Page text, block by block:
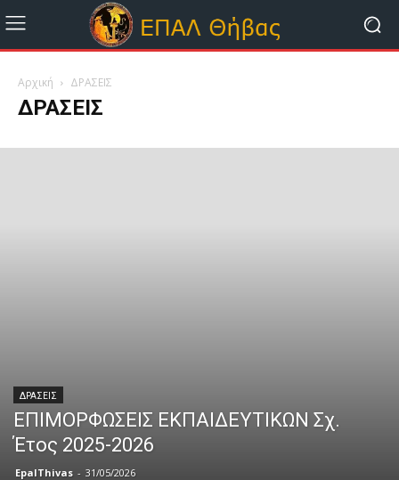
Αρχική ΔΡΑΣΕΙΣ
ΔΡΑΣΕΙΣ
ΔΡΑΣΕΙΣ
ΕΠΙΜΟΡΦΩΣΕΙΣ ΕΚΠΑΙΔΕΥΤΙΚΩΝ Σχ.
Έτος 2025-2026
EpalThivas - 31/05/2026